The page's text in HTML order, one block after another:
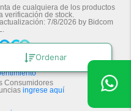
Ordenar
de cualquiera de los productos
verificación de stock.
7/8/2026 by Bidcom
Consumidores
ingrese aquí